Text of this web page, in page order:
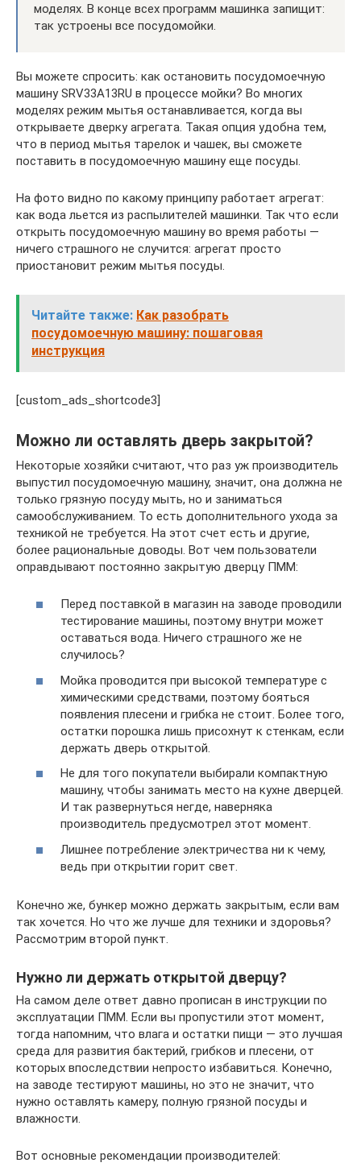
моделях. В конце всех программ машинка запищит:
так устроены все посудомойки.
Вы можете спросить: как остановить посудомоечную
машину SRV33A13RU в процессе мойки? Во многих
моделях режим мытья останавливается, когда вы
открываете дверку агрегата. Такая опция удобна тем,
что в период мытья тарелок и чашек, вы сможете
поставить в посудомоечную машину еще посуды.
На фото видно по какому принципу работает агрегат:
как вода льется из распылителей машинки. Так что если
открыть посудомоечную машину во время работы —
ничего страшного не случится: агрегат просто
приостановит режим мытья посуды.
Читайте также: Как разобрать
посудомоечную машину: пошаговая
инструкция
[custom_ads_shortcode3]
Можно ли оставлять дверь закрытой?
Некоторые хозяйки считают, что раз уж производитель
выпустил посудомоечную машину, значит, она должна не
только грязную посуду мыть, но и заниматься
самообслуживанием. То есть дополнительного ухода за
техникой не требуется. На этот счет есть и другие,
более рациональные доводы. Вот чем пользователи
оправдывают постоянно закрытую дверцу ПММ:
Перед поставкой в магазин на заводе проводили
тестирование машины, поэтому внутри может
оставаться вода. Ничего страшного же не
случилось?
Мойка проводится при высокой температуре с
химическими средствами, поэтому бояться
появления плесени и грибка не стоит. Более того,
остатки порошка лишь присохнут к стенкам, если
держать дверь открытой.
Не для того покупатели выбирали компактную
машину, чтобы занимать место на кухне дверцей.
И так развернуться негде, наверняка
производитель предусмотрел этот момент.
Лишнее потребление электричества ни к чему,
ведь при открытии горит свет.
Конечно же, бункер можно держать закрытым, если вам
так хочется. Но что же лучше для техники и здоровья?
Рассмотрим второй пункт.
Нужно ли держать открытой дверцу?
На самом деле ответ давно прописан в инструкции по
эксплуатации ПММ. Если вы пропустили этот момент,
тогда напомним, что влага и остатки пищи — это лучшая
среда для развития бактерий, грибков и плесени, от
которых впоследствии непросто избавиться. Конечно,
на заводе тестируют машины, но это не значит, что
нужно оставлять камеру, полную грязной посуды и
влажности.
Вот основные рекомендации производителей: